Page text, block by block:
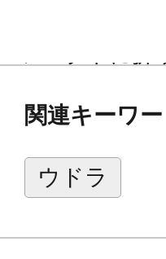
ンプルながら
お買い物はも
「ウドラ」とは
関連キーワ
ウドラ